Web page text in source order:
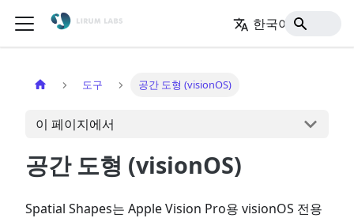
한국어
도구 공간 도형 (visionOS)
이 페이지에서
공간 도형 (visionOS)
Spatial Shapes는 Apple Vision Pro용 visionOS 전용